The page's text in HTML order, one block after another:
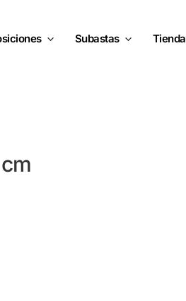
Subastas Tienda